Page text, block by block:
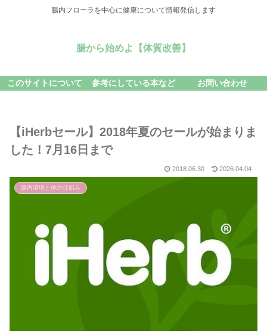
腸内フローラを中心に健康について情報発信します
腸から始めよ【体質改善】
このサイトについて 参考にしている本など お問い合わせ
【iHerbセール】2018年夏のセールが始まりま
した！7月16日まで
2018.06.30 2026.04.04
腸内環境と体の仕組み